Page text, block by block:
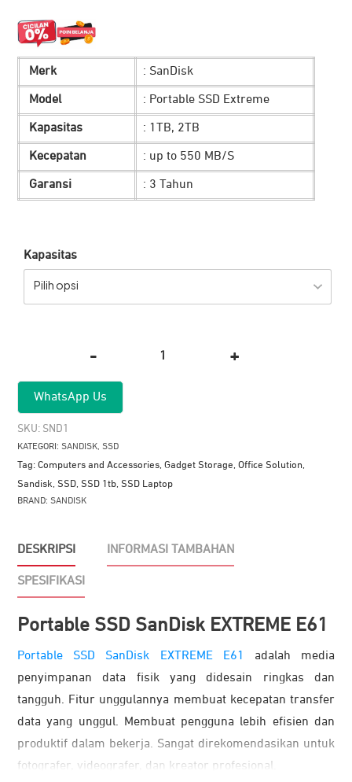
hingga
Rp
Merk : SanDisk
Model : Portable SSD Extreme
Kapasitas : 1TB, 2TB
Kecepatan : up to 550 MB/S
Garansi : 3 Tahun
Kapasitas
Pilih opsi
-
SanDisk
Portable
EXTREME
E61
-
+
WhatsApp Us
SKU: SND1
KATEGORI: SANDISK, SSD
Tag: Computers and Accessories Gadget Storage Office Solution
Sandisk SSD SSD 1tb SSD Laptop
BRAND: SANDISK
DESKRIPSI INFORMASI TAMBAHAN
SPESIFIKASI
Portable SSD SanDisk EXTREME E61
Portable SSD SanDisk EXTREME E61
adalah media
penyimpanan data fisik yang didesain ringkas dan
tangguh. Fitur unggulannya membuat kecepatan transfer
data yang unggul. Membuat pengguna lebih efisien dan
produktif dalam bekerja. Sangat direkomendasikan untuk
fotografer, videografer, dan kreator profesional.